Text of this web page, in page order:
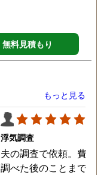
無料見積もり
もっと見る
浮気調査
夫の調査で依頼。費用や
調べた後のことまで詳し